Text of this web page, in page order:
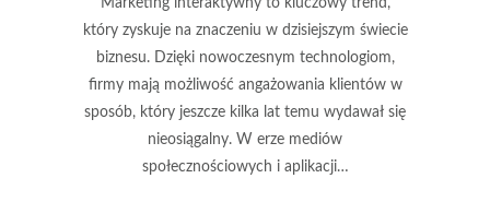
Marketing interaktywny to kluczowy trend,
który zyskuje na znaczeniu w dzisiejszym świecie
biznesu. Dzięki nowoczesnym technologiom,
firmy mają możliwość angażowania klientów w
sposób, który jeszcze kilka lat temu wydawał się
nieosiągalny. W erze mediów
społecznościowych i aplikacji…